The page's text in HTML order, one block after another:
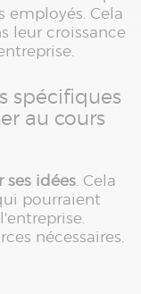
employés. Cela
leur croissance
spécifiques
au cours
ses idées. Cela
pourraient
nécessaires.